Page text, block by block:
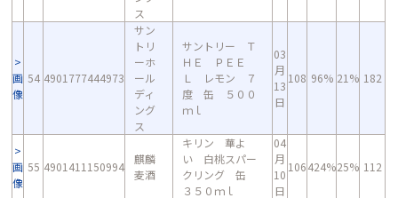
ス
画
像
54 4901777444973
サン
トリ
ーホ
ール
ディ
ング
ス
サントリー Ｔ
ＨＥ ＰＥＥ
Ｌ レモン ７
度 缶 ５００
ｍｌ
03
月
13
日
108 96% 21% 182
画
像
55 4901411150994
麒麟
麦酒
キリン 華よ
い 白桃スパー
クリング 缶
３５０ｍｌ
04
月
10
日
106424%25% 112